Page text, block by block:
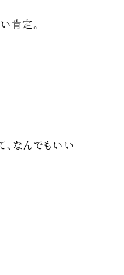
肯定。
、なんでもいい」